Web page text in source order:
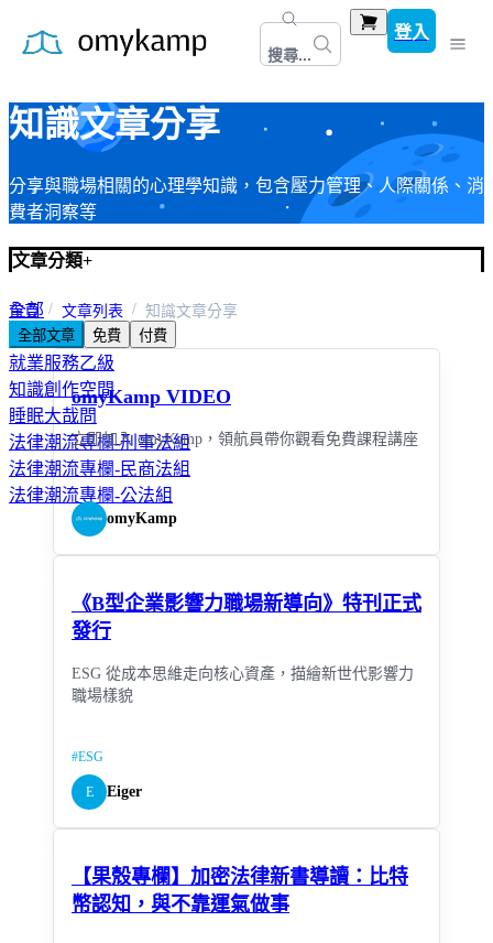
搜尋...
登入
知識文章分享
分享與職場相關的心理學知識，包含壓力管理、人際關係、消
費者洞察等
文章分類+
全部
知識文章分享
就業服務乙級
知識創作空間
睡眠大哉問
法律潮流專欄-刑事法組
法律潮流專欄-民商法組
法律潮流專欄-公法組
首頁 文章列表
知識文章分享
全部文章
免費 付費
omyKamp VIDEO
立即加入 omyKamp，領航員帶你觀看免費課程講座
omyKamp
《B型企業影響力職場新導向》特刊正式
發行
ESG 從成本思維走向核心資產，描繪新世代影響力
職場樣貌
#ESG
E Eiger
【果殼專欄】加密法律新書導讀：比特
幣認知，與不靠運氣做事